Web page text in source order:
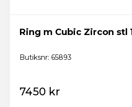
Ring m Cubic Zircon stl
Butiksnr: 65893
7450 kr